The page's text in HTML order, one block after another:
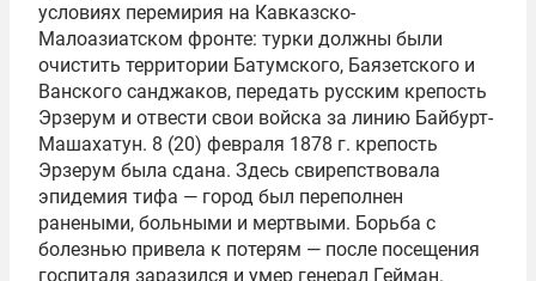
условиях перемирия на Кавказско-
Малоазиатском фронте: турки должны были
очистить территории Батумского, Баязетского и
Ванского санджаков, передать русским крепость
Эрзерум и отвести свои войска за линию Байбурт-
Машахатун. 8 (20) февраля 1878 г. крепость
Эрзерум была сдана. Здесь свирепствовала
эпидемия тифа — город был переполнен
ранеными, больными и мертвыми. Борьба с
болезнью привела к потерям — после посещения
госпиталя заразился и умер генерал Гейман.